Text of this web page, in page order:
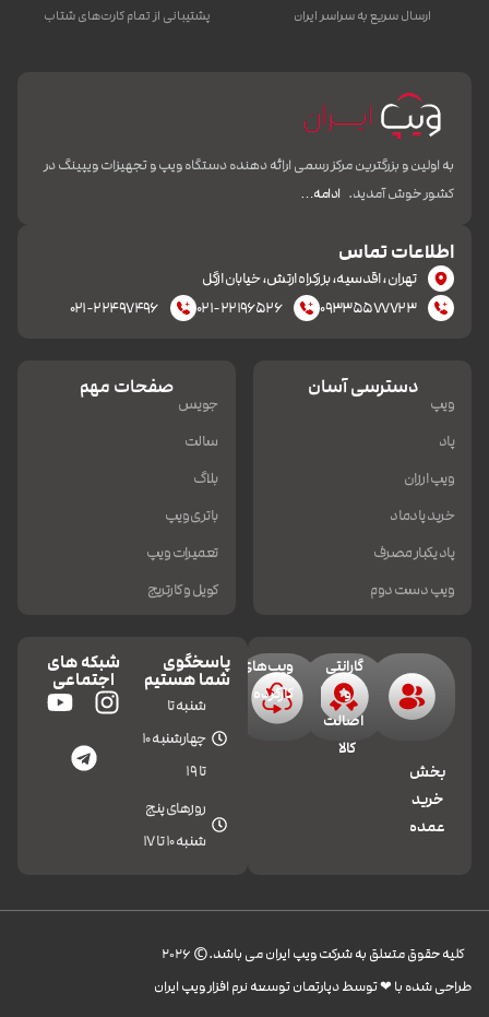
ارسال سریع به سراسر ایران پشتیبانی از تمام کارت‌های شتاب
به اولین و بزرگترین مرکز رسمی ارائه دهنده دستگاه ویپ و تجهیزات ویپینگ در
کشور خوش آمدید. ادامه…
اطلاعات تماس
تهران، اقدسیه، بزرکراه ارتش، خیابان ازگل
۰۹۳۳۵۵۷۷۷۲۳
۰۲۱-۲۲۱۹۶۵۲۶ ۰۲۱-۲۲۴۹۷۴۹۶
دسترسی آسان
ویپ
پاد
ویپ ارزان
خرید پادماد
پاد یکبار مصرف
ویپ دست دوم
صفحات مهم
جویس
سالت
بلاگ
باتری ویپ
تعمیرات ویپ
کویل و کارتریج
بخش
خرید
عمده
گارانتی
و
اصالت
کالا
ویپ‌های
کارکرده
پاسخگوی
شما هستیم
شنبه تا
چهارشنبه 10
تا 19
روزهای پنج
شنبه 10 تا 17
شبکه های
اجتماعی
کليه حقوق متعلق به شرکت ویپ ایران می باشد.© 2026
طراحی شده با ❤︎ توسط دپارتمان توسعه نرم افزار ویپ ایران